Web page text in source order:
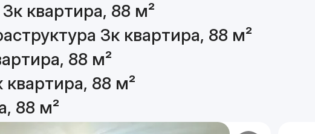
квартира, 88 м²
3к квартира, 88 м²
88 м²
88 м²
88 м²